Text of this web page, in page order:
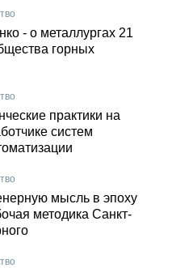
- о металлургах 21
горных
практики на
систем
мысль в эпоху
методика Санкт-